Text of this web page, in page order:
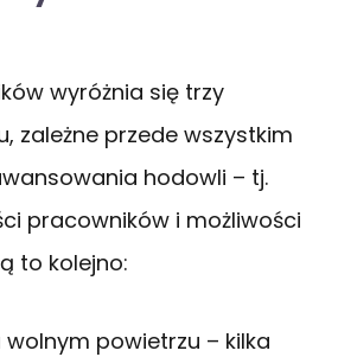
wyróżnia się trzy
zależne przede wszystkim
hodowli – tj.
pracowników i możliwości
to kolejno:
wolnym powietrzu – kilka